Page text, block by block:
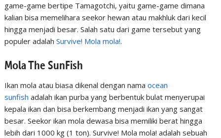
game-game bertipe Tamagotchi, yaitu game-game dimana
kalian bisa memelihara seekor hewan atau makhluk dari kecil
hingga menjadi besar. Salah satu dari game tersebut yang
populer adalah Survive! Mola mola!.
Mola The SunFish
Ikan mola atau biasa dikenal dengan nama ocean
sunfish adalah ikan purba yang berbentuk bulat menyerupai
kepala ikan dan bisa berkembang menjadi ikan yang sangat
besar. Seekor ikan mola dewasa bisa memiliki berat hingga
lebih dari 1000 kg (1 ton). Survive! Mola mola! adalah sebuah